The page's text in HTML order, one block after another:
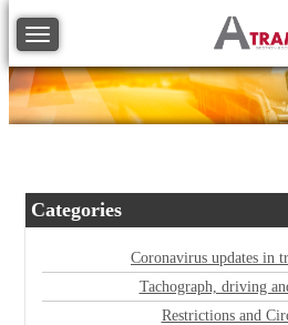
Toggle navigation
Categories
Coronavirus updates in
Tachograph, driving
Restrictions and